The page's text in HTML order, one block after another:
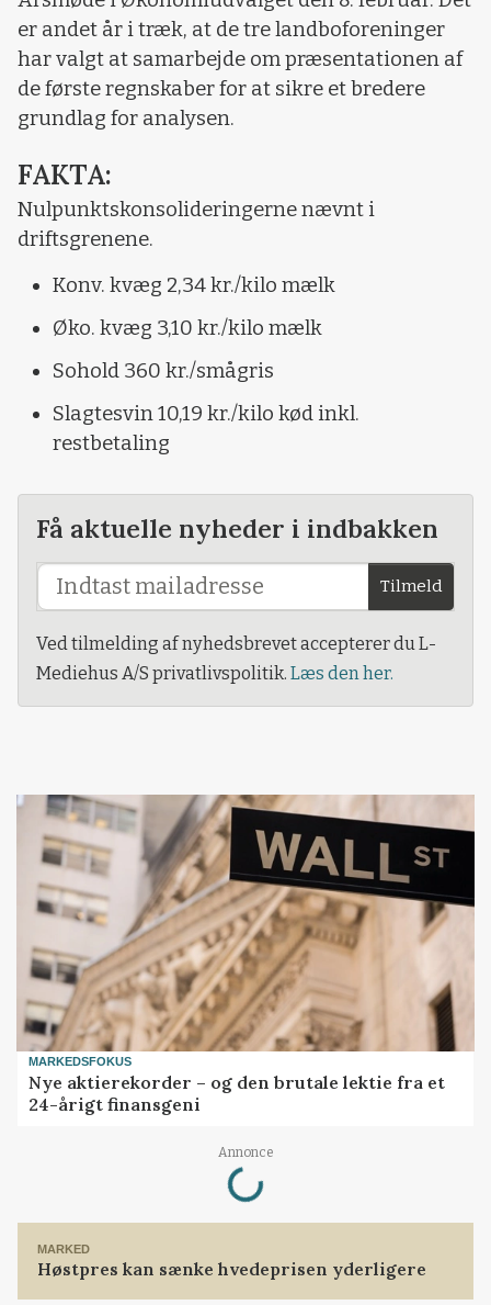
er andet år i træk, at de tre landboforeninger
har valgt at samarbejde om præsentationen af
de første regnskaber for at sikre et bredere
grundlag for analysen.
FAKTA:
Nulpunktskonsolideringerne nævnt i
driftsgrenene.
Konv. kvæg 2,34 kr./kilo mælk
Øko. kvæg 3,10 kr./kilo mælk
Sohold 360 kr./smågris
Slagtesvin 10,19 kr./kilo kød inkl.
restbetaling
Få aktuelle nyheder i indbakken
Tilmeld
Ved tilmelding af nyhedsbrevet accepterer du L-
Mediehus A/S privatlivspolitik. Læs den her.
MARKEDSFOKUS
Nye aktierekorder – og den brutale lektie fra et
24-årigt finansgeni
Annonce
Loading...
MARKED
Høstpres kan sænke hvedeprisen yderligere